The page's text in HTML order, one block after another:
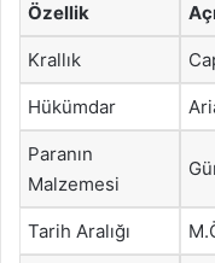
Özellik
Krallık
Hükümdar
Paranın
Malzemesi
Tarih Aralığı